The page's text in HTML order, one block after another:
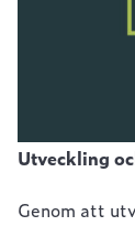
Utveckling
Genom att